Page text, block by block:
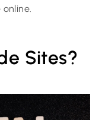
Sites?